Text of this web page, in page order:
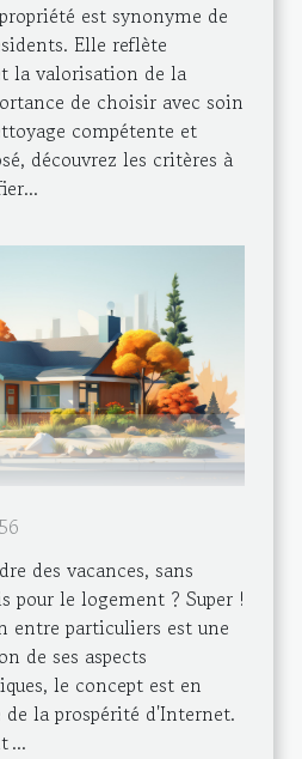
est synonyme de
Elle reflète
la valorisation de la
de choisir avec soin
compétente et
découvrez les critères à
des vacances, sans
pour le logement ? Super !
entre particuliers est une
de ses aspects
le concept est en
la prospérité d'Internet.
...